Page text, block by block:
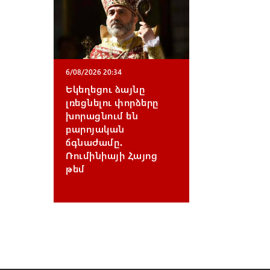
6/08/2026 20:34
Եկեղեցու ձայնը
լռեցնելու փորձերը
խորացնում են
բարոյական
ճգնաժամը․
Ռումինիայի Հայոց
թեմ